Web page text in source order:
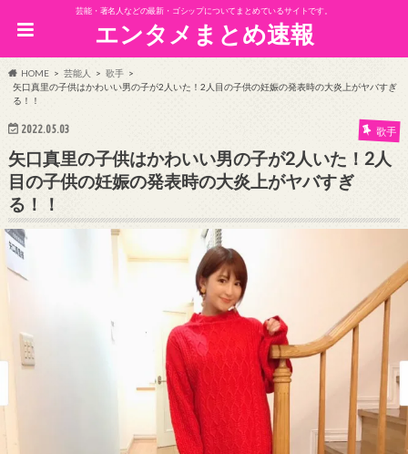
芸能・著名人などの最新・ゴシップについてまとめているサイトです。
エンタメまとめ速報
HOME 芸能人
歌手
矢口真里の子供はかわいい男の子が2人いた！2人目の子供の妊娠の発表時の大炎上がヤバすぎ
る！！
2022.05.03 歌手
矢口真里の子供はかわいい男の子が2人いた！2人
目の子供の妊娠の発表時の大炎上がヤバすぎ
る！！